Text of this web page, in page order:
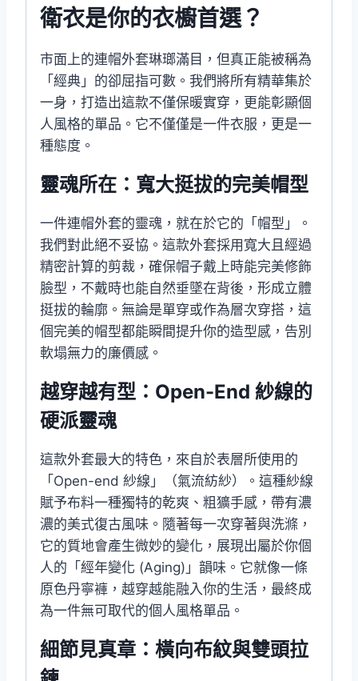
衛衣是你的衣櫥首選？
市面上的連帽外套琳瑯滿目，但真正能被稱為
「經典」的卻屈指可數。我們將所有精華集於
一身，打造出這款不僅保暖實穿，更能彰顯個
人風格的單品。它不僅僅是一件衣服，更是一
種態度。
靈魂所在：寬大挺拔的完美帽型
一件連帽外套的靈魂，就在於它的「帽型」。
我們對此絕不妥協。這款外套採用寬大且經過
精密計算的剪裁，確保帽子戴上時能完美修飾
臉型，不戴時也能自然垂墜在背後，形成立體
挺拔的輪廓。無論是單穿或作為層次穿搭，這
個完美的帽型都能瞬間提升你的造型感，告別
軟塌無力的廉價感。
越穿越有型：Open-End 紗線的
硬派靈魂
這款外套最大的特色，來自於表層所使用的
「Open-end 紗線」（氣流紡紗）。這種紗線
賦予布料一種獨特的乾爽、粗獷手感，帶有濃
濃的美式復古風味。隨著每一次穿著與洗滌，
它的質地會產生微妙的變化，展現出屬於你個
人的「經年變化 (Aging)」韻味。它就像一條
原色丹寧褲，越穿越能融入你的生活，最終成
為一件無可取代的個人風格單品。
細節見真章：橫向布紋與雙頭拉